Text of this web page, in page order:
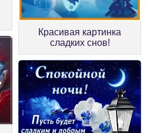
Красивая картинка
сладких снов!